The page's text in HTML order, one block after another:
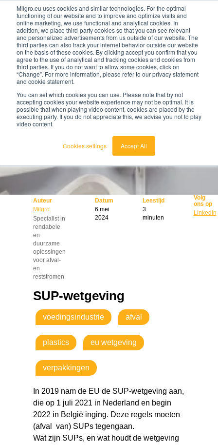
Milgro.eu uses cookies and similar technologies. For the optimal
functioning of our website and to improve and optimize visits and
online marketing, we use functional and analytical cookies. In
addition, we place third-party cookies so that you can see relevant
and personalized advertisements from us outside of our website. The
third parties can also track your internet behavior outside our website
on the basis of these cookies. By clicking accept you confirm that you
agree to the use of analytical and tracking cookies and cookies from
third parties. If you do not want to allow some cookies, click on
“Change”. For more information, please refer to our privacy statement
and cookie statement.
You can set which cookies you can use. Please note that by not
accepting cookies your website experience may not be optimal. It is
possible that when playing video content, cookies are placed by the
executing party. If you do not appreciate this, we advise you not to play
video content.
Cookies settings Accept All
nederlands
english
nl
🔥Grondstoffen worden schaarser en duurder. Weet
jij waar jouw organisatie kwetsbaar is en wat je
eraan kunt doen?
Bekijk de Grondstoffenbarometer
Auteur
Milgro
Specialist in
rendabele
en
duurzame
oplossingen
voor afval-
en
reststromen
Datum
6 mei
2024
Leestijd
3
minuten
Volg
ons op
LinkedIn
SUP-wetgeving
voedingsindustrie afval
plastics eu wetgeving
verpakkingen
In 2019 nam de EU de SUP-wetgeving aan,
die op 1 juli 2021 in Nederland en begin
2022 in België inging. Deze regels moeten
(afval van) SUPs tegengaan.
Wat zijn SUPs, en wat houdt de wetgeving